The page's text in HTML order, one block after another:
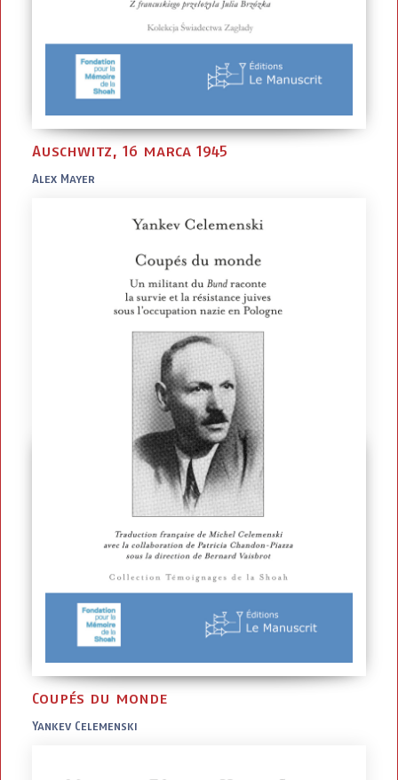
Auschwitz, 16 marca 1945
Alex Mayer
Coupés du monde
Yankev Celemenski